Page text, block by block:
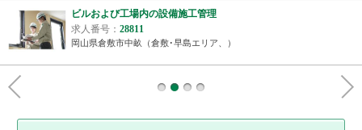
ビルおよび工場内の設備施工管理
求人番号：28811
岡山県倉敷市中畝（倉敷･早島エリア、）